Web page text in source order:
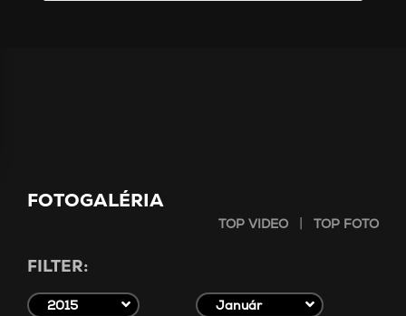
FOTOGALÉRIA
TOP VIDEO | TOP FOTO
FILTER:
2015 Január